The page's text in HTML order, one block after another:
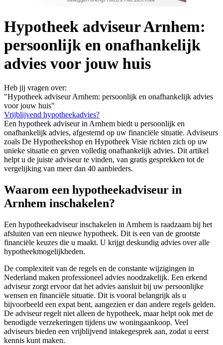
Hypotheek adviseur Arnhem:
persoonlijk en onafhankelijk
advies voor jouw huis
Heb jij vragen over:
"Hypotheek adviseur Arnhem: persoonlijk en onafhankelijk advies
voor jouw huis"
Vrijblijvend hypotheekadvies?
Een hypotheek adviseur in Arnhem biedt u persoonlijk en
onafhankelijk advies, afgestemd op uw financiële situatie. Adviseurs
zoals De Hypotheekshop en Hypotheek Visie richten zich op uw
unieke situatie en geven volledig onafhankelijk advies. Dit artikel
helpt u de juiste adviseur te vinden, van gratis gesprekken tot de
vergelijking van meer dan 40 aanbieders.
Waarom een hypotheekadviseur in
Arnhem inschakelen?
Een hypotheekadviseur inschakelen in Arnhem is raadzaam bij het
afsluiten van een nieuwe hypotheek. Dit is een van de grootste
financiële keuzes die u maakt. U krijgt deskundig advies over alle
hypotheekmogelijkheden.
De complexiteit van de regels en de constante wijzigingen in
Nederland maken professioneel advies noodzakelijk. Een erkend
adviseur zorgt ervoor dat het advies aansluit bij uw persoonlijke
wensen en financiële situatie. Dit is vooral belangrijk als u
bijvoorbeeld een expat bent, aangezien er dan andere regels gelden.
De adviseur regelt niet alleen de hypotheek, maar helpt ook met de
benodigde verzekeringen tijdens uw woningaankoop. Veel
adviseurs bieden een vrijblijvend intakegesprek aan, zodat u eerst
kennis kunt maken.